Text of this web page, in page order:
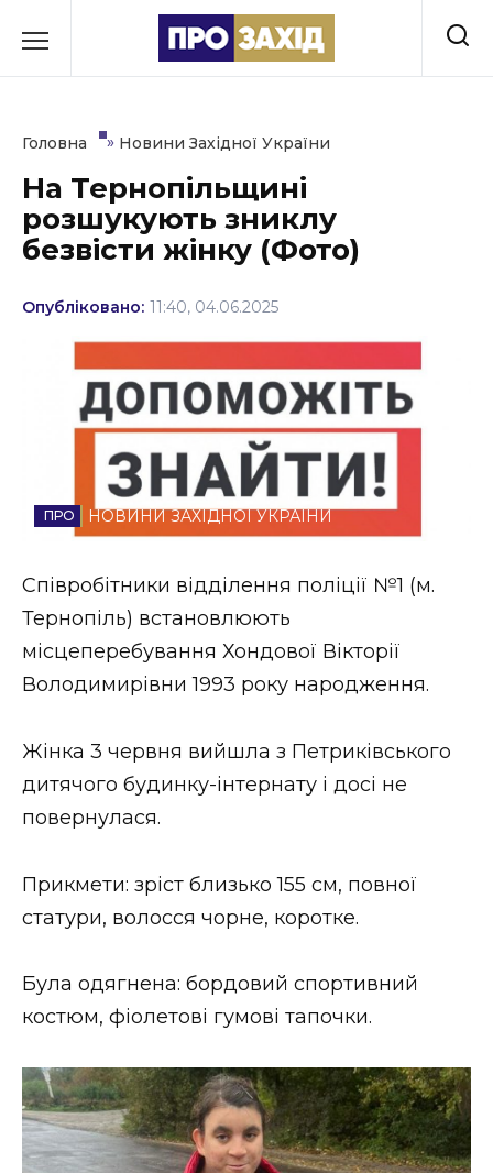
до
Культура
Освіта
Події
Політика
Соціум
Стиль життя
Втрачений Ужгород (відеоверсія)
НОВИНИ ЗАХІДНОЇ УКРАЇНИ
ФОТО
ВІДЕО
Головна » Новини Західної України
На Тернопільщині
розшукують зниклу
безвісти жінку (Фото)
Опубліковано: 11:40, 04.06.2025
НОВИНИ ЗАХІДНОЇ УКРАЇНИ
Співробітники відділення поліції №1 (м.
Тернопіль) встановлюють
місцеперебування Хондової Вікторії
Володимирівни 1993 року народження.
Жінка 3 червня вийшла з Петриківського
дитячого будинку-інтернату і досі не
повернулася.
Прикмети: зріст близько 155 см, повної
статури, волосся чорне, коротке.
Була одягнена: бордовий спортивний
костюм, фіолетові гумові тапочки.